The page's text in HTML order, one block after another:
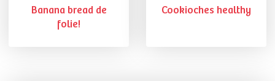
Banana bread de
folie!
Cookioches healthy